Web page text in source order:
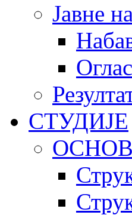
Јавне
СТУДИЈЕ